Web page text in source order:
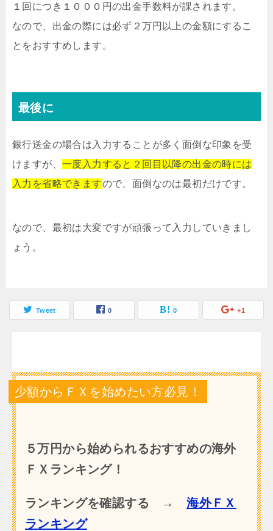
１回につき１０００円の出金手数料が課されます。
なので、出金の際には必ず２万円以上の金額にするこ
とをおすすめします。
最後に
銀行送金の場合は入力することが多く面倒な印象を受
けますが、 一度入力すると２回目以降の出金の時には
入力を省略できますので、面倒なのは最初だけです。
なので、最初は大変ですが頑張って入力していきまし
ょう。
Tweet 0 0 +1
少額からＦＸを始めたい方必見！
５万円から始められるおすすめの海外
ＦＸランキング！
ランキングを確認する →海外ＦＸ
ランキング